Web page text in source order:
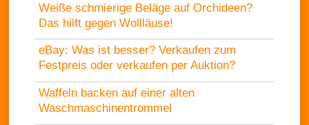
Weiße schmierige Beläge auf Orchideen?
Das hilft gegen Wollläuse!
eBay: Was ist besser? Verkaufen zum
Festpreis oder verkaufen per Auktion?
Waffeln backen auf einer alten
Waschmaschinentrommel